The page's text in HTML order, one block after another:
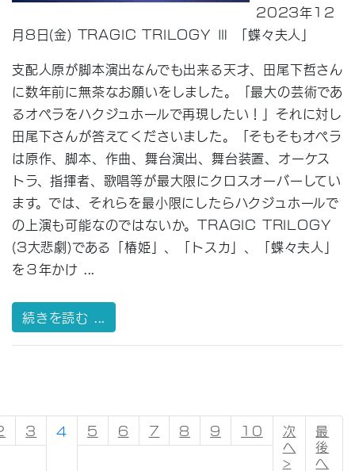
2023年12
月8日(金) TRAGIC TRILOGY Ⅲ 「蝶々夫人」
支配人原が脚本演出なんでも出来る天才、田尾下哲さん
に数年前に無茶なお願いをしました。「最大の芸術であ
るオペラをハクジュホールで再現したい！」それに対し
田尾下さんが答えてくださいました。「そもそもオペラ
は原作、脚本、作曲、舞台演出、舞台装置、オーケス
トラ、指揮者、歌唱等が最大限にクロスオーバーしてい
ます。では、それらを最小限にしたらハクジュホールで
の上演も可能なのではないか。TRAGIC TRILOGY
(3大悲劇)である「椿姫」、「トスカ」、「蝶々夫人」
を３年かけ ...
続きを読む ...
3 4 5 6 7 8 9 10
次
へ
>
最
後
へ